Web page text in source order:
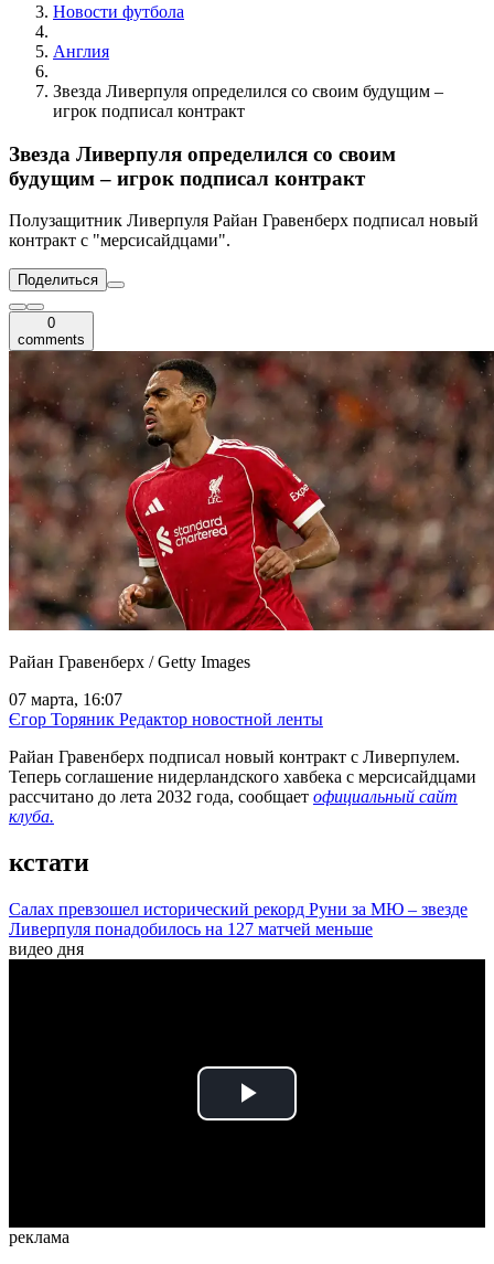
Новости футбола
Англия
Звезда Ливерпуля определился со своим будущим –
игрок подписал контракт
Звезда Ливерпуля определился со своим
будущим – игрок подписал контракт
Полузащитник Ливерпуля Райан Гравенберх подписал новый
контракт с "мерсисайдцами".
Поделиться
0
comments
Райан Гравенберх / Getty Images
07 марта, 16:07
Єгор Торяник Редактор новостной ленты
Райан Гравенберх подписал новый контракт с Ливерпулем.
Теперь соглашение нидерландского хавбека с мерсисайдцами
рассчитано до лета 2032 года, сообщает официальный сайт
клуба.
кстати
Салах превзошел исторический рекорд Руни за МЮ – звезде
Ливерпуля понадобилось на 127 матчей меньше
видео дня
Play
реклама